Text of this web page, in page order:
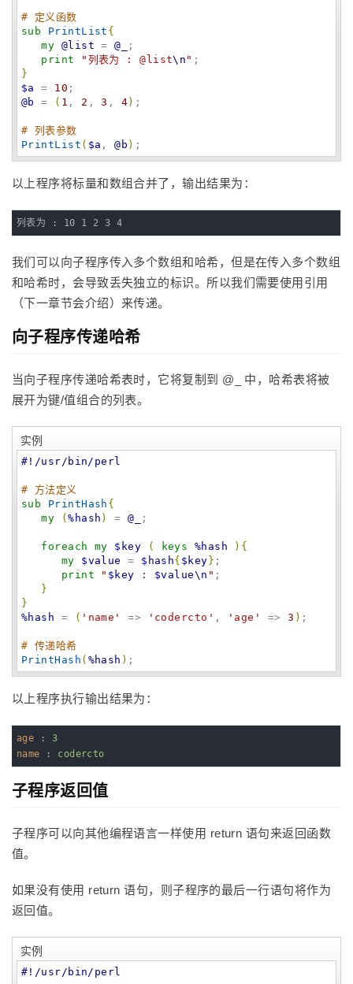
# 定义函数
sub
PrintList {
my @list = @_
;
print
" 列表为 : @list\n "
}
$a
= 10
@b
= ( 1 , 2 , 3 , 4) ;
# 列表参数
PrintList ( $a , @b ) ;
以上程序将标量和数组合并了，输出结果为：
列表为 : 10 1 2 3 4
我们可以向子程序传入多个数组和哈希，但是在传入多个数组
和哈希时，会导致丢失独立的标识。所以我们需要使用引用
（下一章节会介绍）来传递。
向子程序传递哈希
当向子程序传递哈希表时，它将复制到 @_ 中，哈希表将被
展开为键/值组合的列表。
实例
#!/usr/bin/perl
# 方法定义
sub
PrintHash {
my
(%hash ) = @_ ;
foreach my $key ( keys %hash ) {
my
$value = $hash{ $key } ;
print
" $key : $value\n " ;
}
}
%hash = ( ' name ' => ' codercto ' , ' age ' => 3 ) ;
# 传递哈希
PrintHash ( %hash ) ;
以上程序执行输出结果为：
age : 3
name : codercto
子程序返回值
子程序可以向其他编程语言一样使用 return 语句来返回函数
值。
如果没有使用 return 语句，则子程序的最后一行语句将作为
返回值。
实例
#!/usr/bin/perl